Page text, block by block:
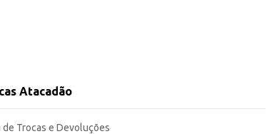
Atacadão
de Trocas e Devoluções